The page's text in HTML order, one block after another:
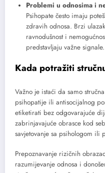
Problemi u odnosima i
Psihopate često imaju
zdravih odnosa. Brzi
ravnodušnost i
predstavljaju važne signale.
Kada potražiti
Važno je istaći da samo
psihopatije ili antisocijalnog
etiketirati bez odgovarajuće
zabrinjavajuće obrasce kod
savjetovanje sa psihologom ili
Prepoznavanje rizičnih
razumijevanje odnosa i